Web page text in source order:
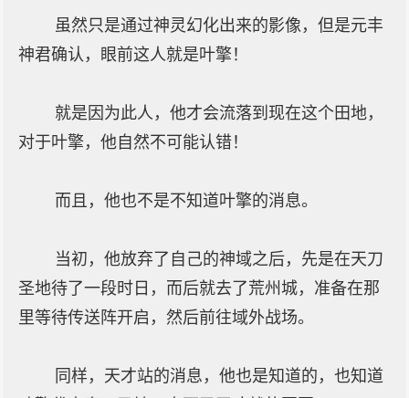
虽然只是通过神灵幻化出来的影像，但是元丰
神君确认，眼前这人就是叶擎！
就是因为此人，他才会流落到现在这个田地，
对于叶擎，他自然不可能认错！
而且，他也不是不知道叶擎的消息。
当初，他放弃了自己的神域之后，先是在天刀
圣地待了一段时日，而后就去了荒州城，准备在那
里等待传送阵开启，然后前往域外战场。
同样，天才站的消息，他也是知道的，也知道